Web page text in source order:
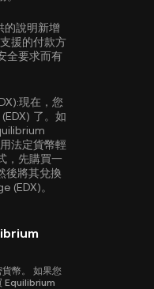
的說明新增
援的付款方
全要求而有
現在，您
了。如
法定貨幣輕
，先購買一
後將其兌換
(EDX)。
幣。 如果您
Equilibrium